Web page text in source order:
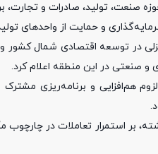
تولید، صادرات و تجارت،
و حمایت از واحدهای
در توسعه اقتصادی شمال کشور و
صنعتی در این منطقه اعلام کرد.
هم‌افزایی و برنامه‌ریزی
بر استمرار تعاملات در